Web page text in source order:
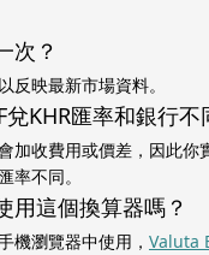
次？
反映最新市場資料。
KHR匯率和銀行不
加收費用或價差，因此你
率不同。
用這個換算器嗎？
機瀏覽器中使用， Valuta